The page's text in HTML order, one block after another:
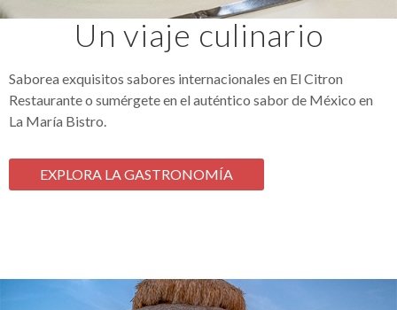
Un viaje culinario
Saborea exquisitos sabores internacionales en El Citron
Restaurante o sumérgete en el auténtico sabor de México en
La María Bistro.
EXPLORA LA GASTRONOMÍA